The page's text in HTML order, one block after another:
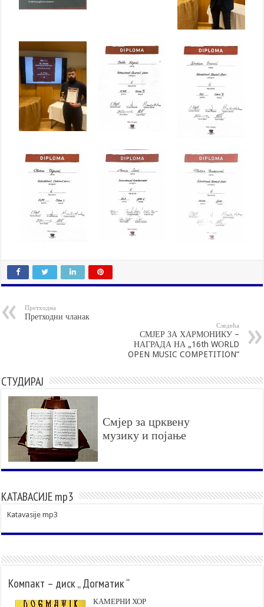
Претходна
Претходни чланак
Следећа
СМЈЕР ЗА ХАРМОНИКУ –
НАГРАДА НА „16th WОRLD
OPEN MUSIC COMPETITION“
СТУДИРАЈ
Смјер за црквену
музику и појање
КАТАВАСИЈЕ mp3
Katavasije mp3
Компакт – диск „ Догматик “
КАМЕРНИ ХОР